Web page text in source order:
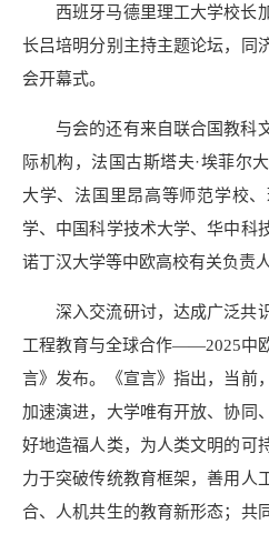
西班牙马德里理工大学校长
长吕培明分别主持主题论坛，同
会开幕式。
与会的还有来自联合国教科
际机构，法国古斯塔夫·埃菲尔
大学、法国里昂高等师范学校
学、中国科学技术大学、华中科
诺丁汉大学等中欧高校有关负责人
深入交流研讨，达成广泛共
工程教育与全球合作——2025中
言》发布。《宣言》指出，当前
加速演进，大学唯有开放、协同
好地造福人类，为人类文明的可
力于突破传统教育框架，善用人
合、人机共生的教育新形态；共